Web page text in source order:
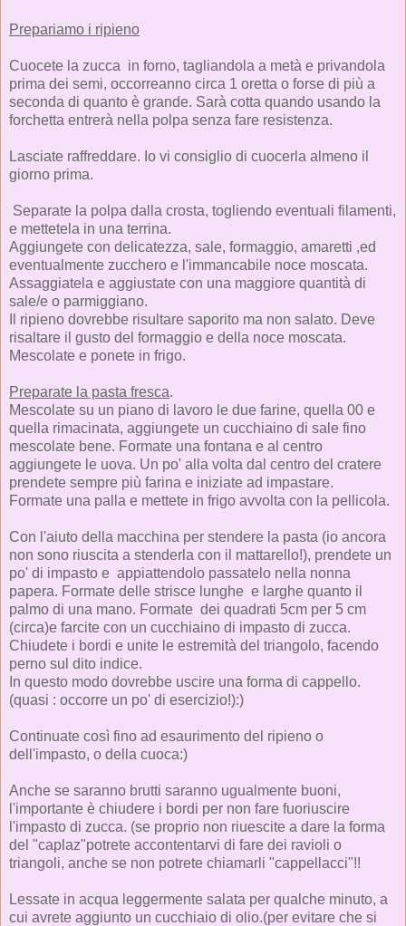
Prepariamo i ripieno
Cuocete la zucca in forno, tagliandola a metà e privandola
prima dei semi, occorreanno circa 1 oretta o forse di più a
seconda di quanto è grande. Sarà cotta quando usando la
forchetta entrerà nella polpa senza fare resistenza.
Lasciate raffreddare. Io vi consiglio di cuocerla almeno il
giorno prima.
Separate la polpa dalla crosta, togliendo eventuali filamenti,
e mettetela in una terrina.
Aggiungete con delicatezza, sale, formaggio, amaretti ,ed
eventualmente zucchero e l'immancabile noce moscata.
Assaggiatela e aggiustate con una maggiore quantità di
sale/e o parmiggiano.
Il ripieno dovrebbe risultare saporito ma non salato. Deve
risaltare il gusto del formaggio e della noce moscata.
Mescolate e ponete in frigo.
Preparate la pasta fresca.
Mescolate su un piano di lavoro le due farine, quella 00 e
quella rimacinata, aggiungete un cucchiaino di sale fino
mescolate bene. Formate una fontana e al centro
aggiungete le uova. Un po' alla volta dal centro del cratere
prendete sempre più farina e iniziate ad impastare.
Formate una palla e mettete in frigo avvolta con la pellicola.
Con l'aiuto della macchina per stendere la pasta (io ancora
non sono riuscita a stenderla con il mattarello!), prendete un
po' di impasto e appiattendolo passatelo nella nonna
papera. Formate delle strisce lunghe e larghe quanto il
palmo di una mano. Formate dei quadrati 5cm per 5 cm
(circa)e farcite con un cucchiaino di impasto di zucca.
Chiudete i bordi e unite le estremità del triangolo, facendo
perno sul dito indice.
In questo modo dovrebbe uscire una forma di cappello.
(quasi : occorre un po' di esercizio!):)
Continuate così fino ad esaurimento del ripieno o
dell'impasto, o della cuoca:)
Anche se saranno brutti saranno ugualmente buoni,
l'importante è chiudere i bordi per non fare fuoriuscire
l'impasto di zucca. (se proprio non riuescite a dare la forma
del "caplaz"potrete accontentarvi di fare dei ravioli o
triangoli, anche se non potrete chiamarli "cappellacci"!!
Lessate in acqua leggermente salata per qualche minuto, a
cui avrete aggiunto un cucchiaio di olio.(per evitare che si